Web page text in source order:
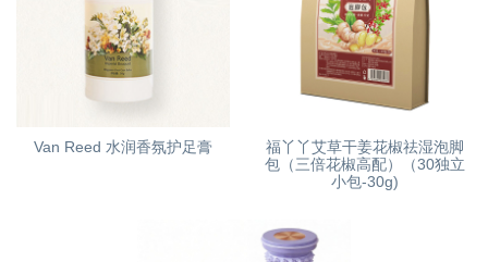
Van Reed 水润香氛护足膏
福丫丫艾草干姜花椒祛湿泡脚
包（三倍花椒高配）（30独立
小包-30g)